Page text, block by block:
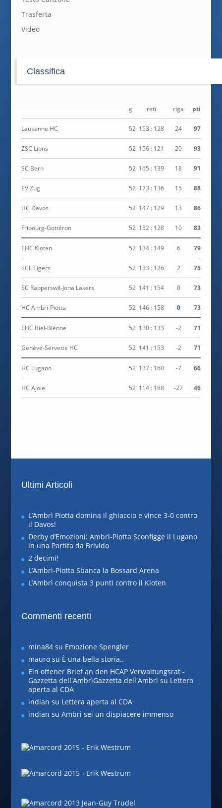
Trasferta
Video
Classifica
g reti riga pti
Lausanne HC 52 153 : 128 24 97
ZSC Lions 52 156 : 121 20 93
SC Bern 52 165 : 139 18 91
EV Zug 52 173 : 136 15 88
HC Davos 52 147 : 129 13 86
Fribourg-Gottéron 52 132 : 128 10 83
EHC Kloten 52 134 : 149 6 79
SCL Tigers 52 133 : 126 2 75
SC Rapperswil-Jona Lakers 52 141 : 154 0 73
HC Ambri-Piotta 52 146 : 158 0 73
EHC Biel-Bienne 52 130 : 133 -2 71
Genève-Servette HC 52 141 : 153 -2 71
HC Lugano 52 137 : 160 -7 66
HC Ajoie 52 114 : 188 -27 46
Ultimi Articoli
L’Ambrì Piotta domina il ghiaccio e vince 3-0 contro
il Davos!
Derby d’Emozioni: Ambrì-Piotta Sconfigge il Lugano
in una Partita da Brivido
2 decimi!
L’Ambrì-Piotta Sbanca la Bossard Arena
L’Ambrì conquista 3 punti contro il Kloten
Commenti recenti
mina84su Emozione Spengler
maurosu È una bella storia..
Ein offener Brief an den HCAP Verwaltungsrat -
Gazzetta dell'AmbrìGazzetta dell'Ambrì su Lettera
aperta al CDA
indian su Lettera aperta al CDA
indian su Ambrì sei un dispiacere immenso